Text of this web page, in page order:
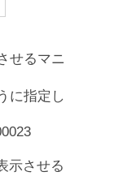
せるマニ
に指定し
示させる